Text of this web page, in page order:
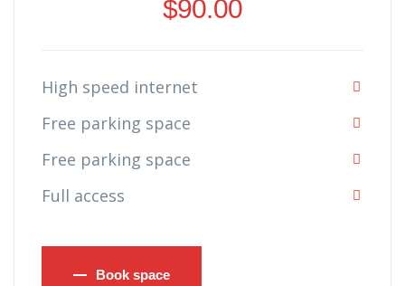
$90.00
High speed internet
Free parking space
Free parking space
Full access
Book space